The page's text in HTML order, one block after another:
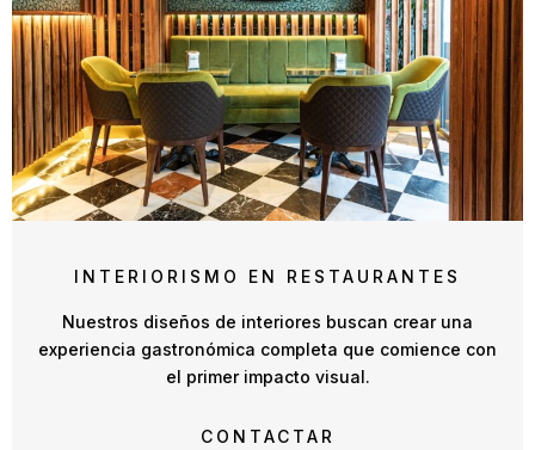
INTERIORISMO EN RESTAURANTES
Nuestros diseños de interiores buscan crear una
experiencia gastronómica completa que comience con
el primer impacto visual.
CONTACTAR